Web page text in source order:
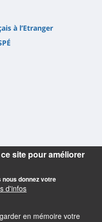
à l’Etranger
site pour améliorer
nous donnez votre
d'infos
en mémoire votre